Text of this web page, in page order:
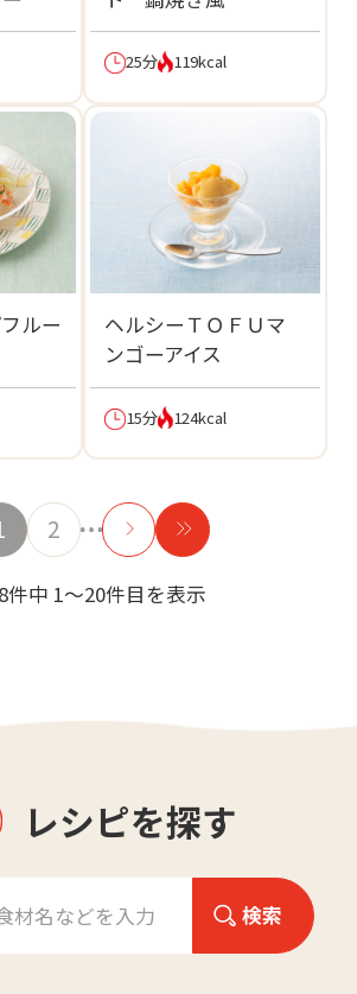
25分 119kcal
ルー
ヘルシーＴＯＦＵマ
ンゴーアイス
15分 124kcal
2
件中 1～20件目を表示
レシピを探す